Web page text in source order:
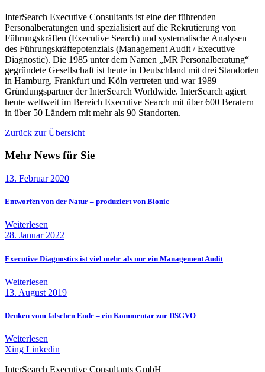
InterSearch Executive Consultants ist eine der führenden
Personalberatungen und spezialisiert auf die Rekrutierung von
Führungskräften (Executive Search) und systematische Analysen
des Führungskräftepotenzials (Management Audit / Executive
Diagnostic). Die 1985 unter dem Namen „MR Personalberatung“
gegründete Gesellschaft ist heute in Deutschland mit drei Standorten
in Hamburg, Frankfurt und Köln vertreten und war 1989
Gründungspartner der InterSearch Worldwide. InterSearch agiert
heute weltweit im Bereich Executive Search mit über 600 Beratern
in über 50 Ländern mit mehr als 90 Standorten.
Zurück zur Übersicht
Mehr News für Sie
13. Februar 2020
Entworfen von der Natur – produziert von Bionic
Weiterlesen
28. Januar 2022
Executive Diagnostics ist viel mehr als nur ein Management Audit
Weiterlesen
13. August 2019
Denken vom falschen Ende – ein Kommentar zur DSGVO
Weiterlesen
Xing Linkedin
InterSearch Executive Consultants GmbH